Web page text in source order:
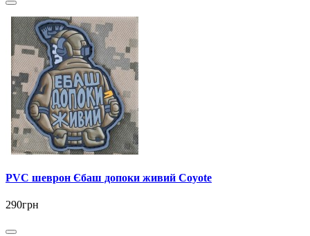
PVC шеврон Єбаш допоки живий Coyote
290грн